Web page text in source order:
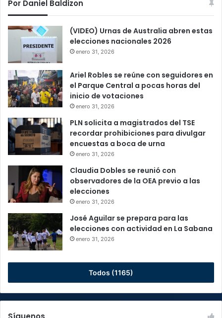
Por Daniel Baldizon
(VIDEO) Urnas de Australia abren estas
elecciones nacionales 2026
enero 31, 2026
Ariel Robles se reúne con seguidores en
el Parque Central a pocas horas del
inicio de votaciones
enero 31, 2026
PLN solicita a magistrados del TSE
recordar prohibiciones para divulgar
encuestas a boca de urna
enero 31, 2026
Claudia Dobles se reunió con
observadores de la OEA previo a las
elecciones
enero 31, 2026
José Aguilar se prepara para las
elecciones con actividad en La Sabana
enero 31, 2026
Todos (1165)